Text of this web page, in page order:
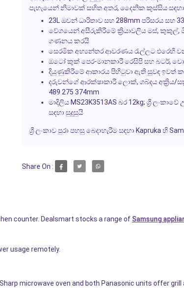
පැහැයෙන් නිමාවක් සහිත අතර, දෛනික කුස්සිය සඳහා
23L ඔවන් ධාරිතාව සහ 288mm පරිසරය සහ
වේගයෙන් අසීරුකිරීමේ ක්‍රියාවලිය මස්, කුකුල්,
ගණනය කරයි
සෙරමික අභ්‍යන්තර ආවරණය රැල්ලට එරෙහි
ඔටෝ කුක් පෙර-මානකාරී රෙසිපි සහ බටර්,
දියුණුකිරීමේ ආකාරය පිහිටුවා ඇති සුවඳ ඉවත්
දරුවන්ගේ ආරක්ෂාකාරී ලොක්, ශබ්දය අක්‍රිය/
489 275 374mm
මාදිලිය MS23K3513AS බර 12kg; ශ්‍රී
සඳහා සුදුසුයි
ශ්‍රී ලංකාව පුරා පහසු බෙදාහැරීම සඳහා Kapruka හි
Share On :
counter. Dealsmart stocks a range of Samsung
usage remotely.
microwave oven and both Panasonic units offer